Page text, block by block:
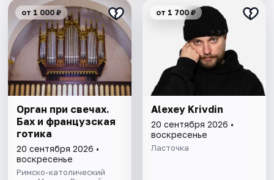
от 1 000 ₽
Орган при свечах.
Бах и французская
готика
20 сентября 2026 •
воскресенье
Римско-католический
от 1 700 ₽
Alexey Krivdin
20 сентября 2026 •
воскресенье
Ласточка